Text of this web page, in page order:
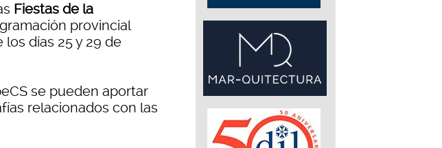
Fiestas de la
provincial
días 25 y 29 de
se pueden aportar
relacionados con las